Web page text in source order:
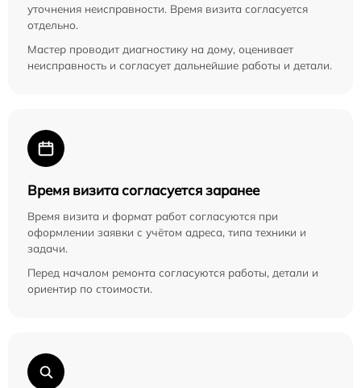
уточнения неисправности. Время визита согласуется
отдельно.
Мастер проводит диагностику на дому, оценивает
неисправность и согласует дальнейшие работы и детали.
Время визита согласуется заранее
Время визита и формат работ согласуются при
оформлении заявки с учётом адреса, типа техники и
задачи.
Перед началом ремонта согласуются работы, детали и
ориентир по стоимости.